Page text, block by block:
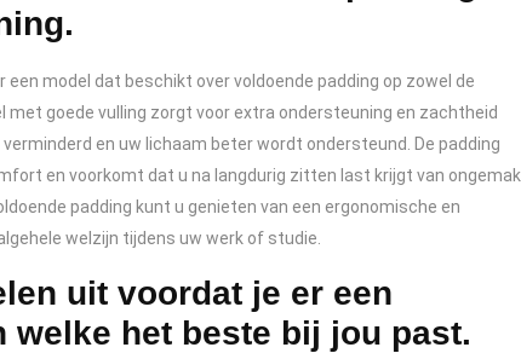
model dat beschikt over voldoende padding op zowel de
goede vulling zorgt voor extra ondersteuning en zachtheid
en uw lichaam beter wordt ondersteund. De padding
en voorkomt dat u na langdurig zitten last krijgt van ongemak
padding kunt u genieten van een ergonomische en
welzijn tijdens uw werk of studie.
uit voordat je er een
welke het beste bij jou past.